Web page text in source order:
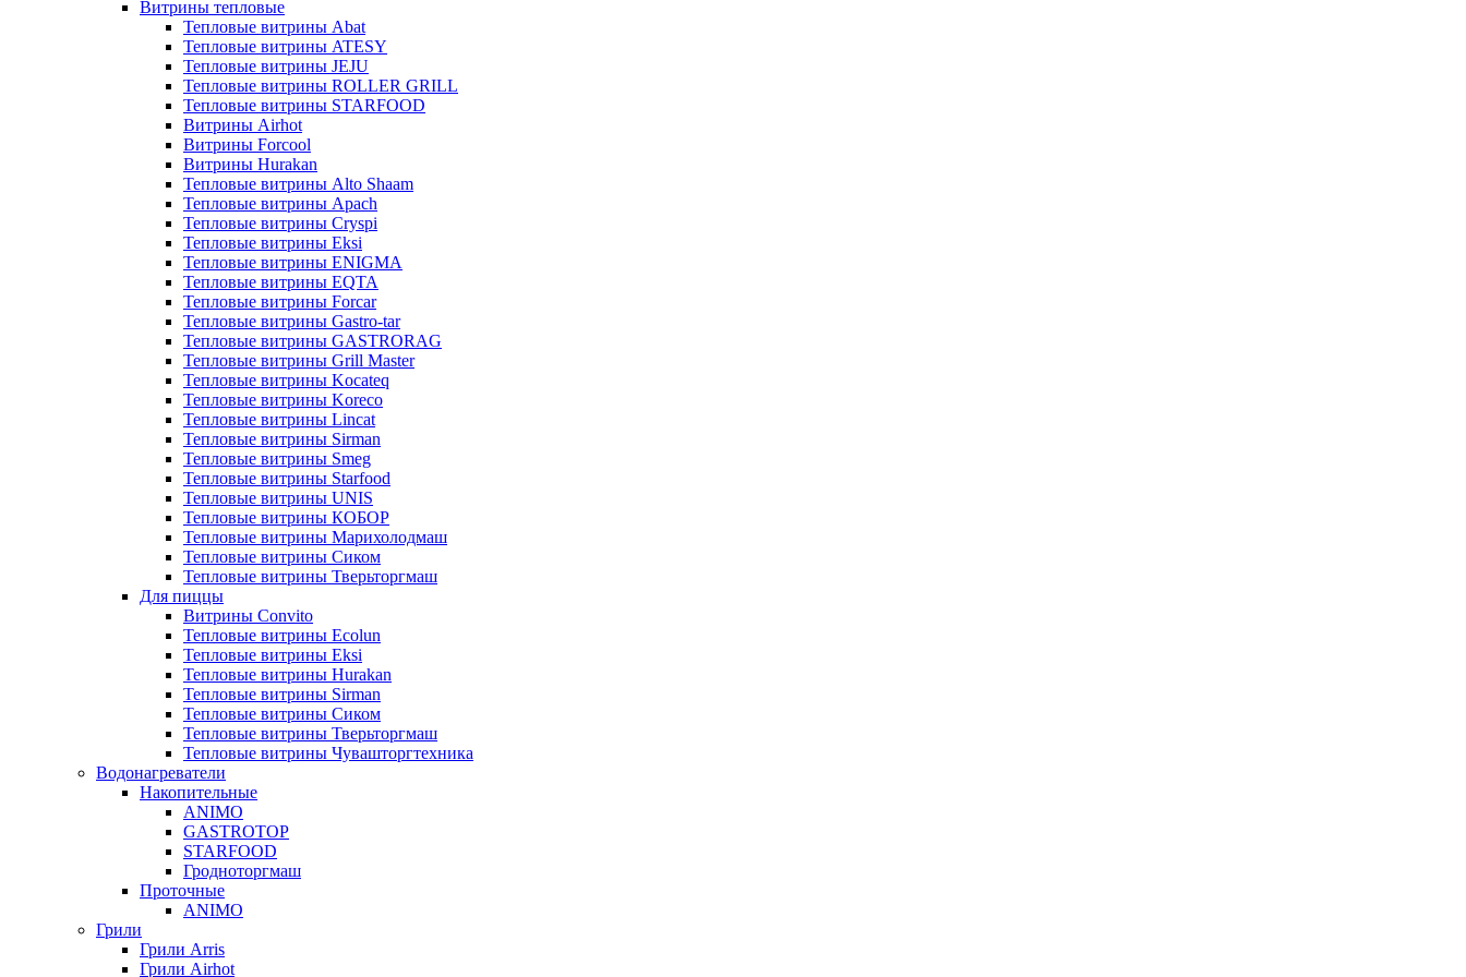
Витрины тепловые
Тепловые витрины Abat
Тепловые витрины ATESY
Тепловые витрины JEJU
Тепловые витрины ROLLER GRILL
Тепловые витрины STARFOOD
Витрины Airhot
Витрины Forcool
Витрины Hurakan
Тепловые витрины Alto Shaam
Тепловые витрины Apach
Тепловые витрины Cryspi
Тепловые витрины Eksi
Тепловые витрины ENIGMA
Тепловые витрины EQTA
Тепловые витрины Forcar
Тепловые витрины Gastro-tar
Тепловые витрины GASTRORAG
Тепловые витрины Grill Master
Тепловые витрины Kocateq
Тепловые витрины Koreco
Тепловые витрины Lincat
Тепловые витрины Sirman
Тепловые витрины Smeg
Тепловые витрины Starfood
Тепловые витрины UNIS
Тепловые витрины КОБОР
Тепловые витрины Марихолодмаш
Тепловые витрины Сиком
Тепловые витрины Тверьторгмаш
Для пиццы
Витрины Convito
Тепловые витрины Ecolun
Тепловые витрины Eksi
Тепловые витрины Hurakan
Тепловые витрины Sirman
Тепловые витрины Сиком
Тепловые витрины Тверьторгмаш
Тепловые витрины Чувашторгтехника
Водонагреватели
Накопительные
ANIMO
GASTROTOP
STARFOOD
Гродноторгмаш
Проточные
ANIMO
Грили
Грили Arris
Грили Airhot